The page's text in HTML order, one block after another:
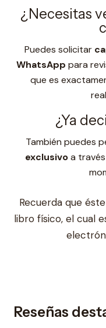
¿Necesitas
Puedes solicitar
WhatsApp para
que es
¿Ya
También puedes
exclusivoa través
Recuerda que
libro físico, el cual
Reseñas